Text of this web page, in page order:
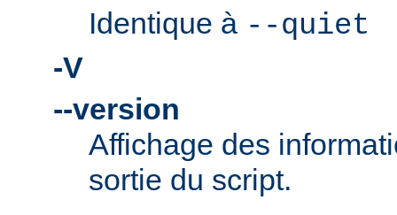
Identique à --quiet
-V
--version
Affichage des
sortie du script.